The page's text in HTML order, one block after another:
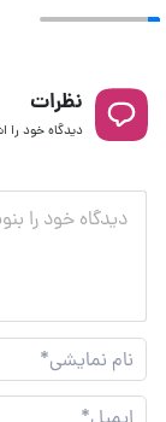
نظرات
دیدگاه خود را